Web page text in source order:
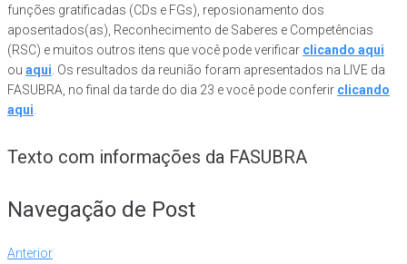
funções gratificadas (CDs e FGs), reposionamento dos
aposentados(as), Reconhecimento de Saberes e Competências
(RSC) e muitos outros itens que você pode verificar clicando aqui
ou aqui . Os resultados da reunião foram apresentados na LIVE da
FASUBRA, no final da tarde do dia 23 e você pode conferir clicando
aqui
Texto com informações da FASUBRA
Navegação de Post
Anterior